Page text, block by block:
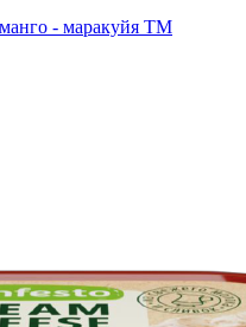
- маракуйя TM